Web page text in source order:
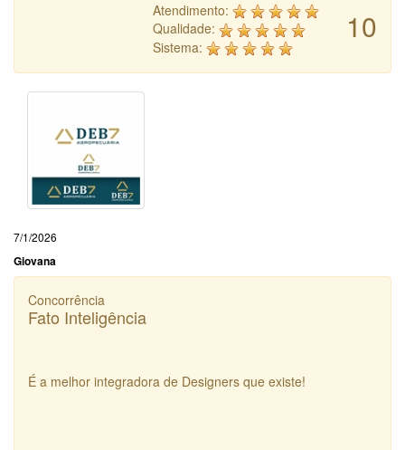
10
Atendimento:
Qualidade:
Sistema:
7/1/2026
Giovana
Concorrência
Fato Inteligência
É a melhor integradora de Designers que existe!